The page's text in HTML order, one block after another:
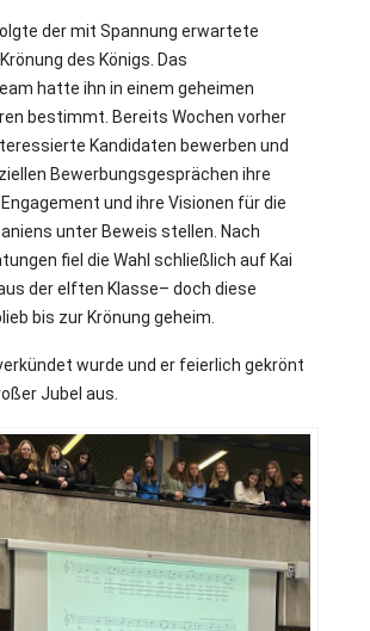
der mit Spannung erwartete
des Königs. Das
hatte ihn in einem geheimen
bestimmt. Bereits Wochen vorher
Kandidaten bewerben und
Bewerbungsgesprächen ihre
und ihre Visionen für die
unter Beweis stellen. Nach
fiel die Wahl schließlich auf Kai
der elften Klasse– doch diese
bis zur Krönung geheim.
wurde und er feierlich gekrönt
Jubel aus.